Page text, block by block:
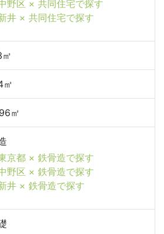
野区 × 共同住宅で探す
井 × 共同住宅で探す
㎡
㎡
京都 × 鉄骨造で探す
野区 × 鉄骨造で探す
井 × 鉄骨造で探す